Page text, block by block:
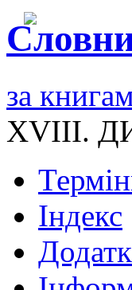
за
XVIII.
Індекс